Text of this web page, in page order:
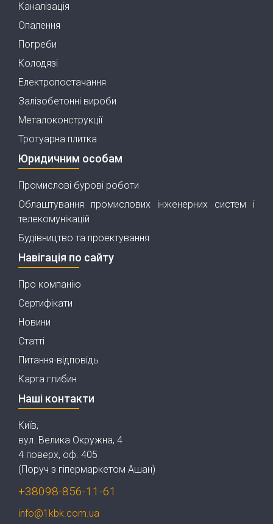
Каналізація
Опалення
Погреби
Колодязі
Електропостачання
Залізобетонні вироби
Металоконструкції
Тротуарна плитка
Юридичним особам
Промислові бурові роботи
Облаштування промислових інженерних систем і
телекомунікацій
Будівництво та проектування
Навігація по сайту
Про компанію
Сертифікати
Новини
Статті
Питання-відповідь
Карта глибин
Наші контакти
Київ,
вул. Велика Окружна, 4
4 поверх, оф. 405
(Поруч з гіпермаркетом Ашан)
+38098-856-11-61
info@1kbk.com.ua